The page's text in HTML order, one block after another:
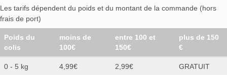
Mamont
(0) Mane (0) Mangaroca Marama
Mars Kasei
Masuria(0) Matsui(0) Mayfair(0) McAfee's(0)
Meisner(0) (0) Mezan Mintis
Mistico Speziale(0) Mitchell & Son(0)
Mocambo(0) Molinari(0)
(0)
Les tarifs dépendent du poids et du montant de la commande (hors
frais de port)
Poids du
colis
moins de
100€
entre 100 et
150€
plus de 150
€
0 - 5 kg 4,99€ 2,99€ GRATUIT